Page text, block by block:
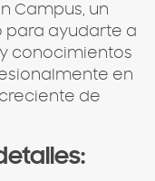
Campus, un
para ayudarte a
conocimientos
en
de